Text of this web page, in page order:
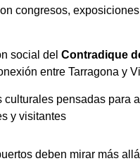
congresos,
social del Contradique
entre Tarragona y
culturales pensadas para
y visitantes
deben mirar más